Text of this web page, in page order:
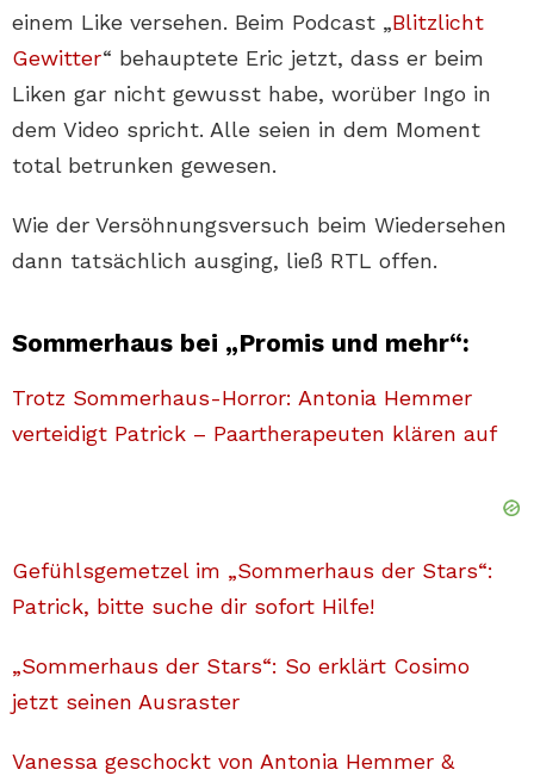
einem Like versehen. Beim Podcast „Blitzlicht
Gewitter“ behauptete Eric jetzt, dass er beim
Liken gar nicht gewusst habe, worüber Ingo in
dem Video spricht. Alle seien in dem Moment
total betrunken gewesen.
Wie der Versöhnungsversuch beim Wiedersehen
dann tatsächlich ausging, ließ RTL offen.
Sommerhaus bei „Promis und mehr“:
Trotz Sommerhaus-Horror: Antonia Hemmer
verteidigt Patrick – Paartherapeuten klären auf
Gefühlsgemetzel im „Sommerhaus der Stars“:
Patrick, bitte suche dir sofort Hilfe!
„Sommerhaus der Stars“: So erklärt Cosimo
jetzt seinen Ausraster
Vanessa geschockt von Antonia Hemmer &